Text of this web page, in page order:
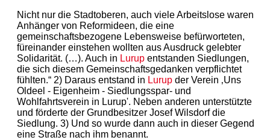
Nicht nur die Stadtoberen, auch viele Arbeitslose waren
Anhänger von Reformideen, die eine
gemeinschaftsbezogene Lebensweise befürworteten,
füreinander einstehen wollten aus Ausdruck gelebter
Solidarität. (…). Auch in Lurup entstanden Siedlungen,
die sich diesem Gemeinschaftsgedanken verpflichtet
fühlten.“ 2) Daraus entstand in Lurup der Verein ‚Uns
Oldeel - Eigenheim - Siedlungsspar- und
Wohlfahrtsverein in Lurup'. Neben anderen unterstützte
und förderte der Grundbesitzer Josef Wilsdorf die
Siedlung. 3) Und so wurde dann auch in dieser Gegend
eine Straße nach ihm benannt.